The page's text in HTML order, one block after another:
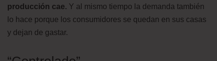
producción cae. Y al mismo tiempo la demanda también
lo hace porque los consumidores se quedan en sus casas
y dejan de gastar.